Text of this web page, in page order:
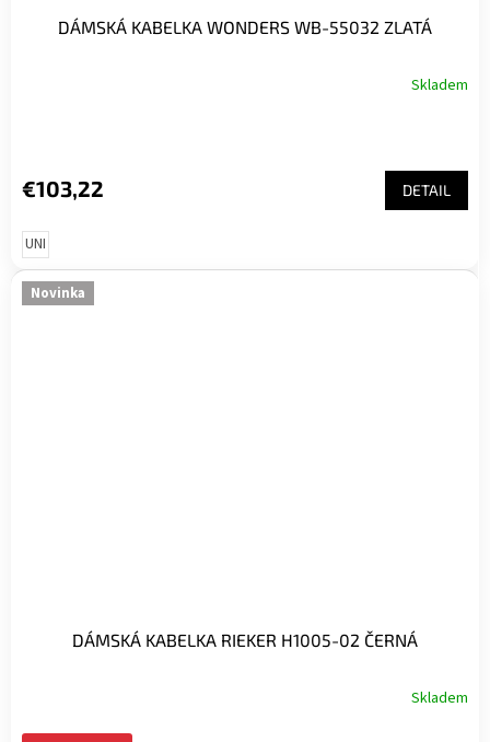
DÁMSKÁ KABELKA WONDERS WB-55032 ZLATÁ
Skladem
€103,22 DETAIL
UNI
Novinka
DÁMSKÁ KABELKA RIEKER H1005-02 ČERNÁ
Skladem